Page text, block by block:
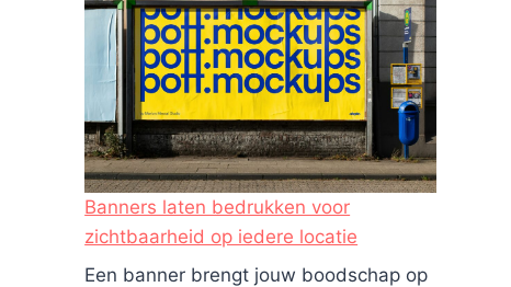
Banners laten bedrukken voor
zichtbaarheid op iedere locatie
Een banner brengt jouw boodschap op